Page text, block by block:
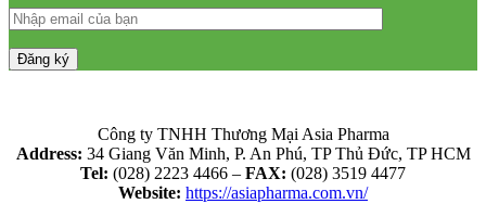
Công ty TNHH Thương Mại Asia Pharma
Address: 34 Giang Văn Minh, P. An Phú, TP Thủ Đức, TP HCM
Tel: (028) 2223 4466 – FAX: (028) 3519 4477
Website: https://asiapharma.com.vn/